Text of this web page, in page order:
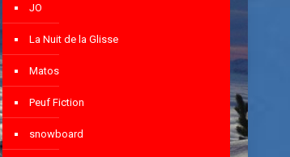
JO
La Nuit de la Glisse
Matos
Peuf Fiction
snowboard